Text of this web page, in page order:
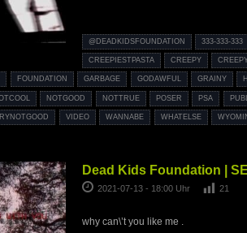
@DEADKIDSFOUNDATION 333-333-333
CREEPIESTPASTA CREEPY
FOUNDATION GARBAGE GODAWFUL GRAINY
NOTGOOD NOTTRUE POSER PSA
VIDEO WANNABE WHATELSE
Dead Kids Foundation |
2021-07-13 - 18:00 Uhr 21
why can\’t you like me .